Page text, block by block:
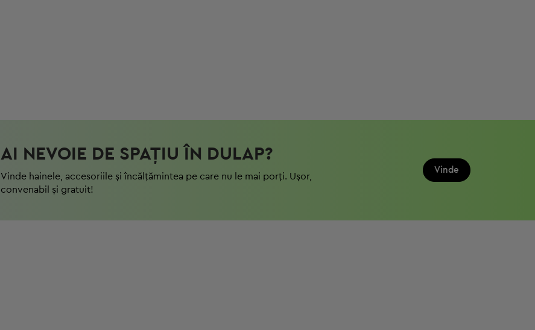
AI NEVOIE DE SPAȚIU ÎN DULAP?
Vinde hainele, accesoriile și încălțămintea pe care nu le mai porți. Ușor,
convenabil și gratuit!
Vinde